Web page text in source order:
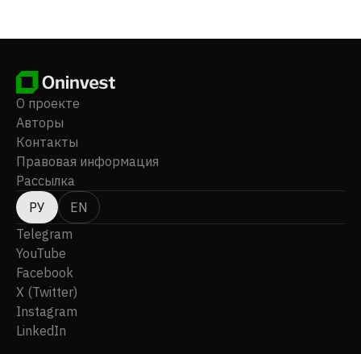
Япония.
О проекте
Авторы
Контакты
Правовая информация
Рассылка
РУ
EN
Telegram
YouTube
Facebook
X (Twitter)
Instagram
LinkedIn